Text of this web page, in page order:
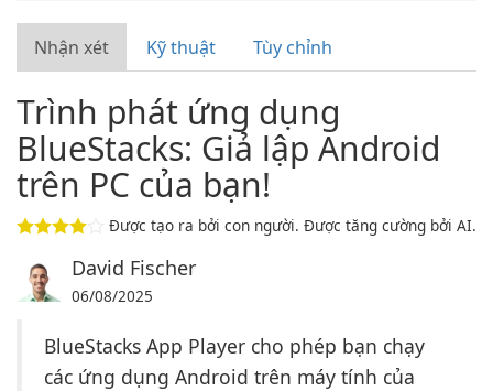
Nhận xét Kỹ thuật Tùy chỉnh
Trình phát ứng dụng
BlueStacks: Giả lập Android
trên PC của bạn!
Được tạo ra bởi con người. Được tăng cường bởi AI.
David Fischer
06/08/2025
BlueStacks App Player cho phép bạn chạy
các ứng dụng Android trên máy tính của